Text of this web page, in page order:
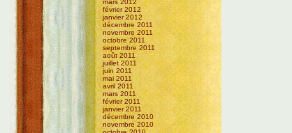
mars 2012
février 2012
janvier 2012
décembre 2011
novembre 2011
octobre 2011
septembre 2011
août 2011
juillet 2011
juin 2011
mai 2011
avril 2011
mars 2011
février 2011
janvier 2011
décembre 2010
novembre 2010